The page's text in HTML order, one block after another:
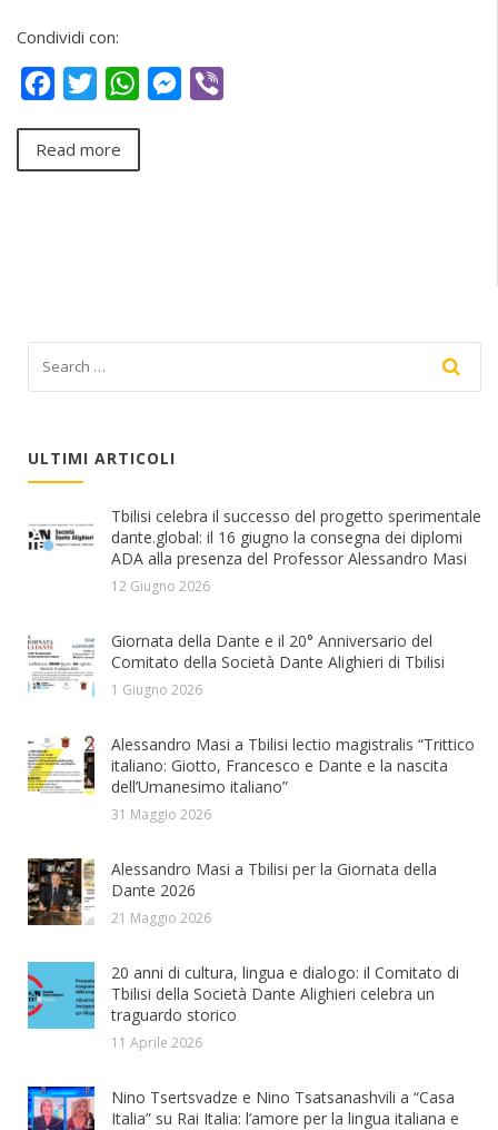
Condividi con:
FacebookTwitterWhatsAppMessenger
Read more
ULTIMI ARTICOLI
Tbilisi celebra il successo del progetto sperimentale
dante.global: il 16 giugno la consegna dei diplomi
ADA alla presenza del Professor Alessandro Masi
12 Giugno 2026
Giornata della Dante e il 20° Anniversario del
Comitato della Società Dante Alighieri di Tbilisi
1 Giugno 2026
Alessandro Masi a Tbilisi lectio magistralis “Trittico
italiano: Giotto, Francesco e Dante e la nascita
dell’Umanesimo italiano”
31 Maggio 2026
Alessandro Masi a Tbilisi per la Giornata della
Dante 2026
21 Maggio 2026
20 anni di cultura, lingua e dialogo: il Comitato di
Tbilisi della Società Dante Alighieri celebra un
traguardo storico
11 Aprile 2026
Nino Tsertsvadze e Nino Tsatsanashvili a “Casa
Italia” su Rai Italia: l’amore per la lingua italiana e